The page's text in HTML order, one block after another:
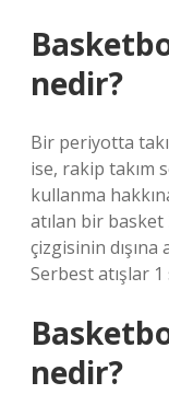
nedir?
Bir periyotta
ise, rakip takım
kullanma
atılan bir basket
çizgisinin
Serbest atışlar 1
nedir?